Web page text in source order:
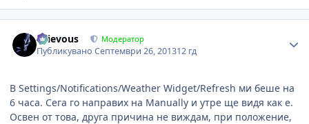
Grievous Модератор
ПубликуваноСептември 26, 201312 гд
В Settings/Notifications/Weather Widget/Refresh ми беше на
6 часа. Сега го направих на Manually и утре ще видя как е.
Освен от това, друга причина не виждам, при положение,